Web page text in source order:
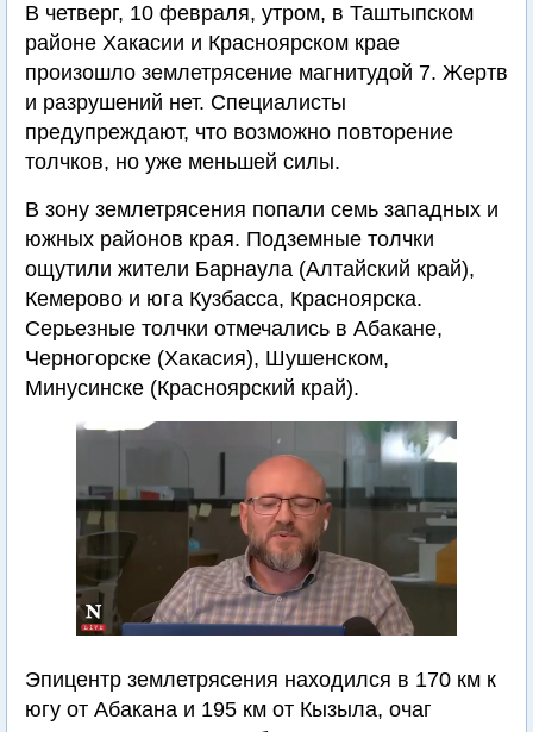
В четверг, 10 февраля, утром, в Таштыпском
районе Хакасии и Красноярском крае
произошло землетрясение магнитудой 7. Жертв
и разрушений нет. Специалисты
предупреждают, что возможно повторение
толчков, но уже меньшей силы.
В зону землетрясения попали семь западных и
южных районов края. Подземные толчки
ощутили жители Барнаула (Алтайский край),
Кемерово и юга Кузбасса, Красноярска.
Серьезные толчки отмечались в Абакане,
Черногорске (Хакасия), Шушенском,
Минусинске (Красноярский край).
Эпицентр землетрясения находился в 170 км к
югу от Абакана и 195 км от Кызыла, очаг